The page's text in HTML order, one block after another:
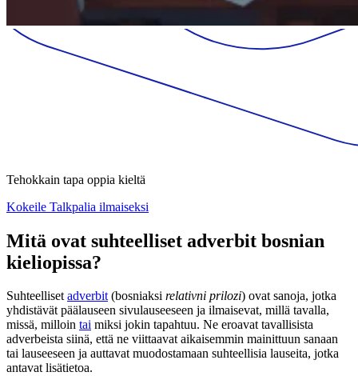
Tehokkain tapa oppia kieltä
Kokeile Talkpalia ilmaiseksi
Mitä ovat suhteelliset adverbit bosnian
kieliopissa?
Suhteellisetadverbit(bosniaksi relativni prilozi) ovat sanoja, jotka
yhdistävät päälauseen sivulauseeseen ja ilmaisevat, millä tavalla,
missä, milloin tai miksi jokin tapahtuu. Ne eroavat tavallisista
adverbeista siinä, että ne viittaavat aikaisemmin mainittuun sanaan
tai lauseeseen ja auttavat muodostamaan suhteellisia lauseita, jotka
antavat lisätietoa.